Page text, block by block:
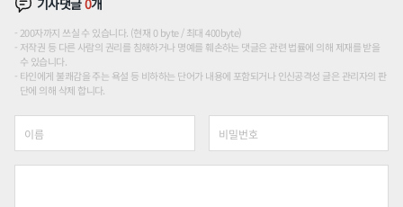
기사댓글0개
200자까지 쓰실 수 있습니다. (현재 0 byte / 최대 400byte)
저작권 등 다른 사람의 권리를 침해하거나 명예를 훼손하는 댓글은 관련 법률에 의해 제재를 받을
수 있습니다.
타인에게 불쾌감을 주는 욕설 등 비하하는 단어가 내용에 포함되거나 인신공격성 글은 관리자의 판
단에 의해 삭제 합니다.